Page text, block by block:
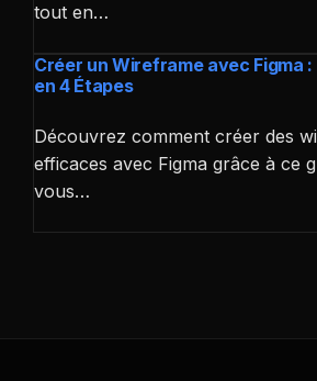
tout en…
Créer un Wireframe avec Figma
en 4 Étapes
Découvrez comment créer des
efficaces avec Figma grâce à ce
vous…